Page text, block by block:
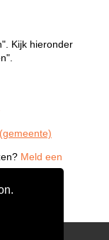
Kijk hieronder
Meld een